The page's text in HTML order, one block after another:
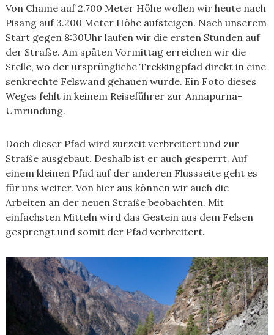
Von Chame auf 2.700 Meter Höhe wollen wir heute nach
Pisang auf 3.200 Meter Höhe aufsteigen. Nach unserem
Start gegen 8:30Uhr laufen wir die ersten Stunden auf
der Straße. Am späten Vormittag erreichen wir die
Stelle, wo der ursprüngliche Trekkingpfad direkt in eine
senkrechte Felswand gehauen wurde. Ein Foto dieses
Weges fehlt in keinem Reiseführer zur Annapurna-
Umrundung.
Doch dieser Pfad wird zurzeit verbreitert und zur
Straße ausgebaut. Deshalb ist er auch gesperrt. Auf
einem kleinen Pfad auf der anderen Flussseite geht es
für uns weiter. Von hier aus können wir auch die
Arbeiten an der neuen Straße beobachten. Mit
einfachsten Mitteln wird das Gestein aus dem Felsen
gesprengt und somit der Pfad verbreitert.